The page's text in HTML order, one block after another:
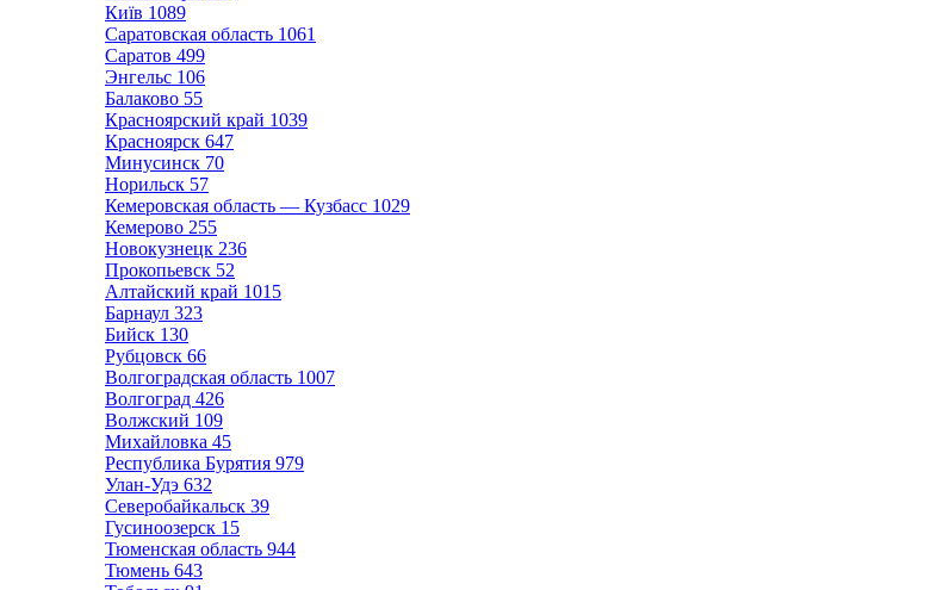
Київ 1089
Саратовская область 1061
Саратов 499
Энгельс 106
Балаково 55
Красноярский край 1039
Красноярск 647
Минусинск 70
Норильск 57
Кемеровская область — Кузбасс 1029
Кемерово 255
Новокузнецк 236
Прокопьевск 52
Алтайский край 1015
Барнаул 323
Бийск 130
Рубцовск 66
Волгоградская область 1007
Волгоград 426
Волжский 109
Михайловка 45
Республика Бурятия 979
Улан-Удэ 632
Северобайкальск 39
Гусиноозерск 15
Тюменская область 944
Тюмень 643